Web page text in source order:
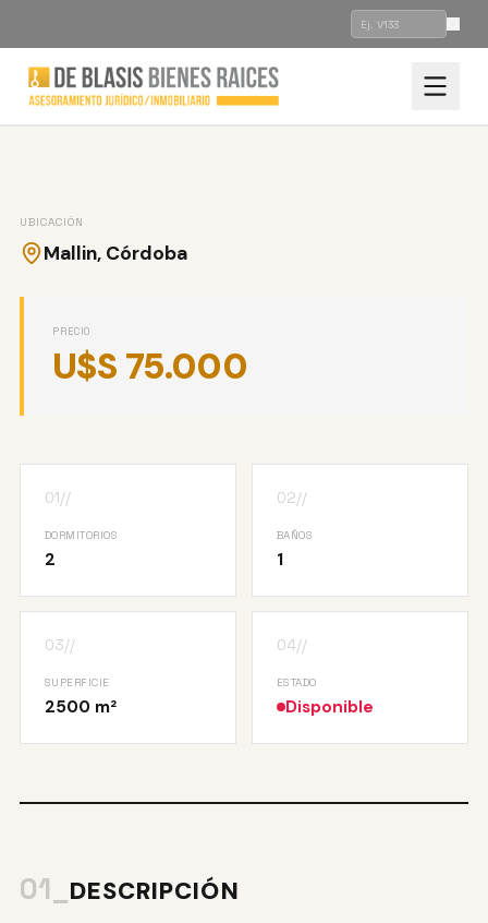
CASA EN MALLIN. TANTI
UBICACIÓN
Mallin, Córdoba
PRECIO
U$S 75.000
01//
DORMITORIOS
2
02//
BAÑOS
1
03//
SUPERFICIE
2500 m²
04//
ESTADO
Disponible
01_ DESCRIPCIÓN